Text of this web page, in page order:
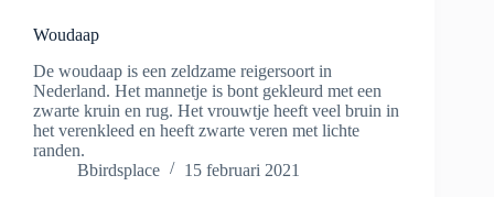
Woudaap
De woudaap is een zeldzame reigersoort in
Nederland. Het mannetje is bont gekleurd met een
zwarte kruin en rug. Het vrouwtje heeft veel bruin in
het verenkleed en heeft zwarte veren met lichte
randen.
Bbirdsplace
15 februari 2021